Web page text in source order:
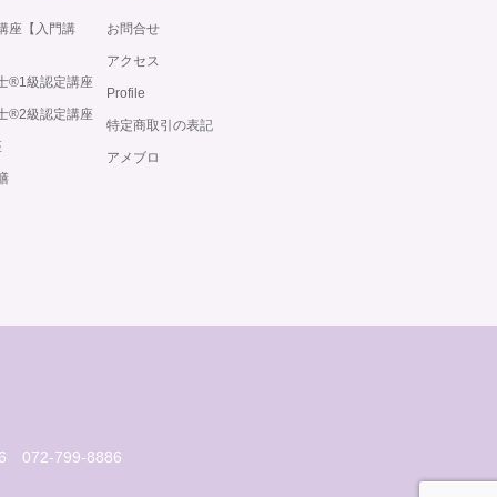
座【入門講
®️1級認定講座
®️2級認定講座
お問合せ
アクセス
Profile
特定商取引の表記
アメブロ
072-799-8886